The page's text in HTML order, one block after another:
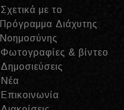
Σχετικά με το
Πρόγραμμα Διάχυτης
Νοημοσύνης
Φωτογραφίες & βίντεο
Δημοσιεύσεις
Νέα
Επικοινωνία